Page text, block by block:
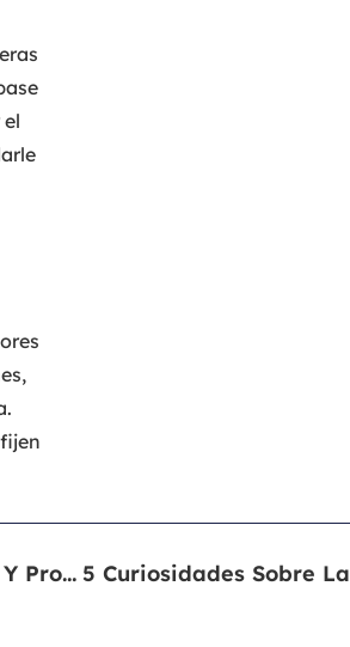
Cuidado De Riego En Otoño: Evita Errores Y Protege Tu Jardín